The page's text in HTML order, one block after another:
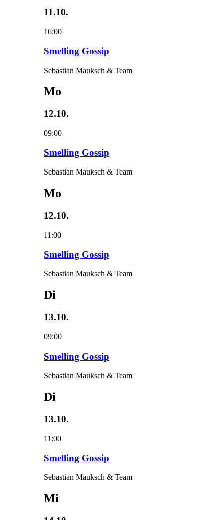
11.10.
16:00
Smelling Gossip
Sebastian Mauksch & Team
Mo
12.10.
09:00
Smelling Gossip
Sebastian Mauksch & Team
Mo
12.10.
11:00
Smelling Gossip
Sebastian Mauksch & Team
Di
13.10.
09:00
Smelling Gossip
Sebastian Mauksch & Team
Di
13.10.
11:00
Smelling Gossip
Sebastian Mauksch & Team
Mi